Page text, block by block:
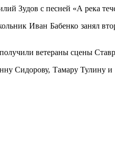
Зудов с песней «А река
Иван Бабенко занял
ветераны сцены
Сидорову, Тамару Тулину